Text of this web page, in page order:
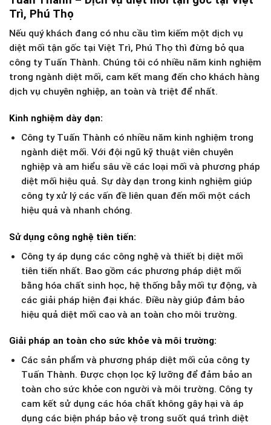
Trì, Phú Thọ
Nếu quý khách đang có nhu cầu tìm kiếm một dịch vụ
diệt mối tận gốc tại Việt Trì, Phú Thọ thì đừng bỏ qua
công ty Tuấn Thành. Chúng tôi có nhiều năm kinh nghiệm
trong ngành diệt mối, cam kết mang đến cho khách hàng
dịch vụ chuyên nghiệp, an toàn và triệt để nhất.
Kinh nghiệm dày dạn:
Công ty Tuấn Thành có nhiều năm kinh nghiệm trong
ngành diệt mối. Với đội ngũ kỹ thuật viên chuyên
nghiệp và am hiểu sâu về các loại mối và phương pháp
diệt mối hiệu quả. Sự dày dạn trong kinh nghiệm giúp
công ty xử lý các vấn đề liên quan đến mối một cách
hiệu quả và nhanh chóng.
Sử dụng công nghệ tiên tiến:
Công ty áp dụng các công nghệ và thiết bị diệt mối
tiên tiến nhất. Bao gồm các phương pháp diệt mối
bằng hóa chất sinh học, hệ thống bẫy mối tự động, và
các giải pháp hiện đại khác. Điều này giúp đảm bảo
hiệu quả diệt mối cao và an toàn cho môi trường.
Giải pháp an toàn cho sức khỏe và môi trường:
Các sản phẩm và phương pháp diệt mối của công ty
Tuấn Thành. Được chọn lọc kỹ lưỡng để đảm bảo an
toàn cho sức khỏe con người và môi trường. Công ty
cam kết sử dụng các hóa chất không gây hại và áp
dụng các biện pháp bảo vệ trong suốt quá trình diệt